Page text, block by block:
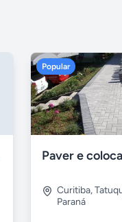
Popular
Curitiba,
Paraná